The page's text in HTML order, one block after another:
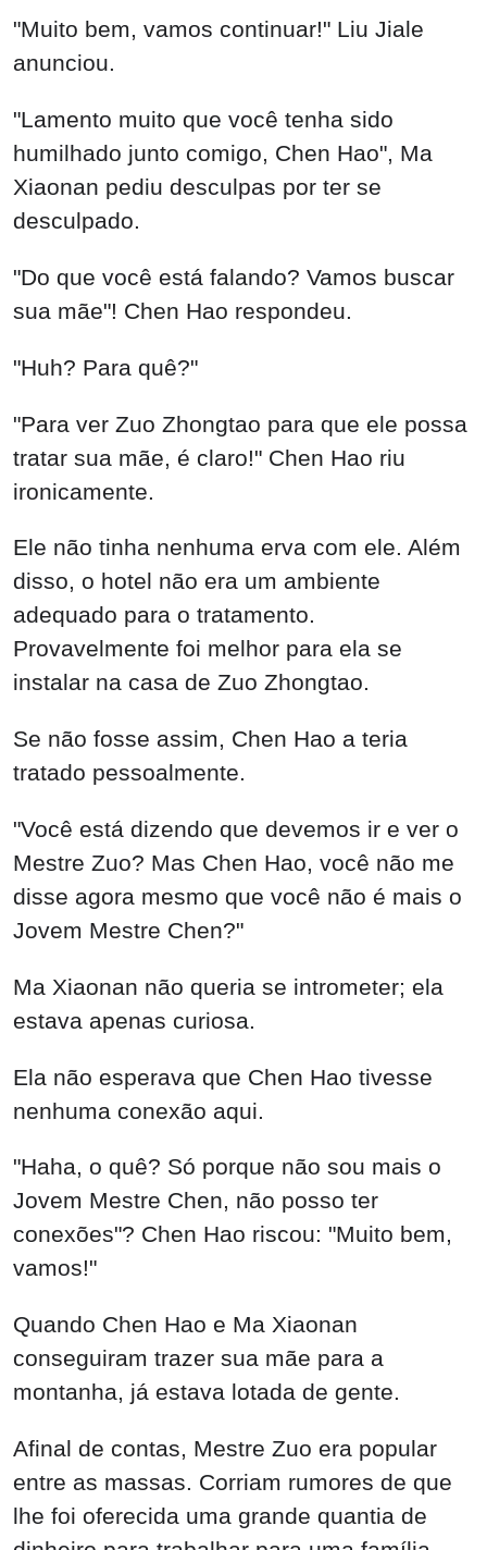
"Muito bem, vamos continuar!" Liu Jiale
anunciou.
"Lamento muito que você tenha sido
humilhado junto comigo, Chen Hao", Ma
Xiaonan pediu desculpas por ter se
desculpado.
"Do que você está falando? Vamos buscar
sua mãe"! Chen Hao respondeu.